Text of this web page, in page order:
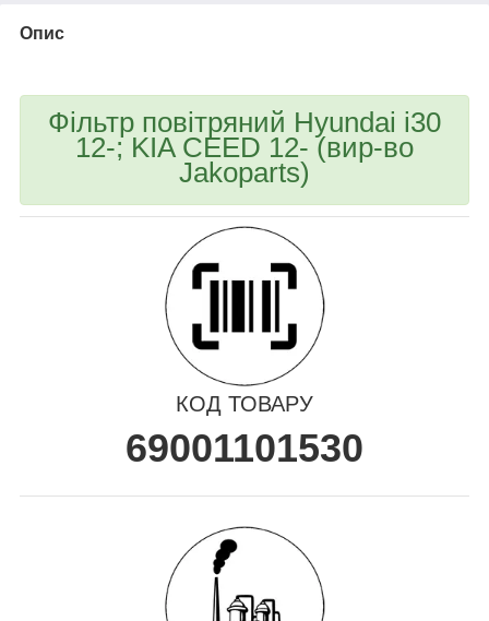
Опис
Фільтр повітряний Hyundai i30
12-; KIA CEED 12- (вир-во
Jakoparts)
КОД ТОВАРУ
69001101530